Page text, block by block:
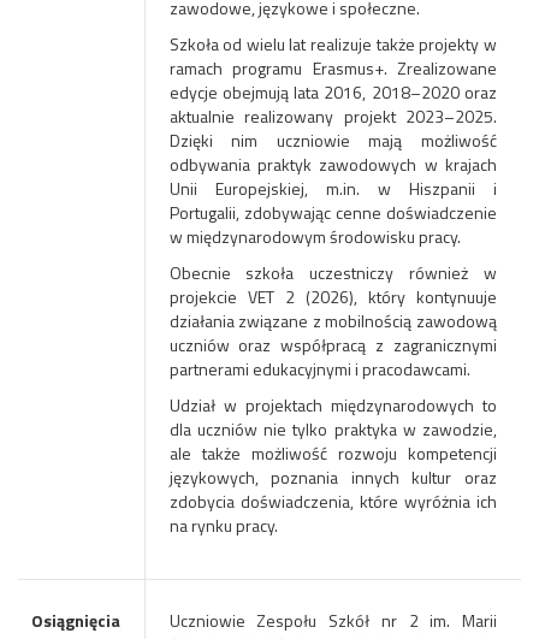
zawodowe, językowe i społeczne.
Szkoła od wielu lat realizuje także projekty w
ramach programu Erasmus+. Zrealizowane
edycje obejmują lata 2016, 2018–2020 oraz
aktualnie realizowany projekt 2023–2025.
Dzięki nim uczniowie mają możliwość
odbywania praktyk zawodowych w krajach
Unii Europejskiej, m.in. w Hiszpanii i
Portugalii, zdobywając cenne doświadczenie
w międzynarodowym środowisku pracy.
Obecnie szkoła uczestniczy również w
projekcie VET 2 (2026), który kontynuuje
działania związane z mobilnością zawodową
uczniów oraz współpracą z zagranicznymi
partnerami edukacyjnymi i pracodawcami.
Udział w projektach międzynarodowych to
dla uczniów nie tylko praktyka w zawodzie,
ale także możliwość rozwoju kompetencji
językowych, poznania innych kultur oraz
zdobycia doświadczenia, które wyróżnia ich
na rynku pracy.
Osiągnięcia
Uczniowie Zespołu Szkół nr 2 im. Marii